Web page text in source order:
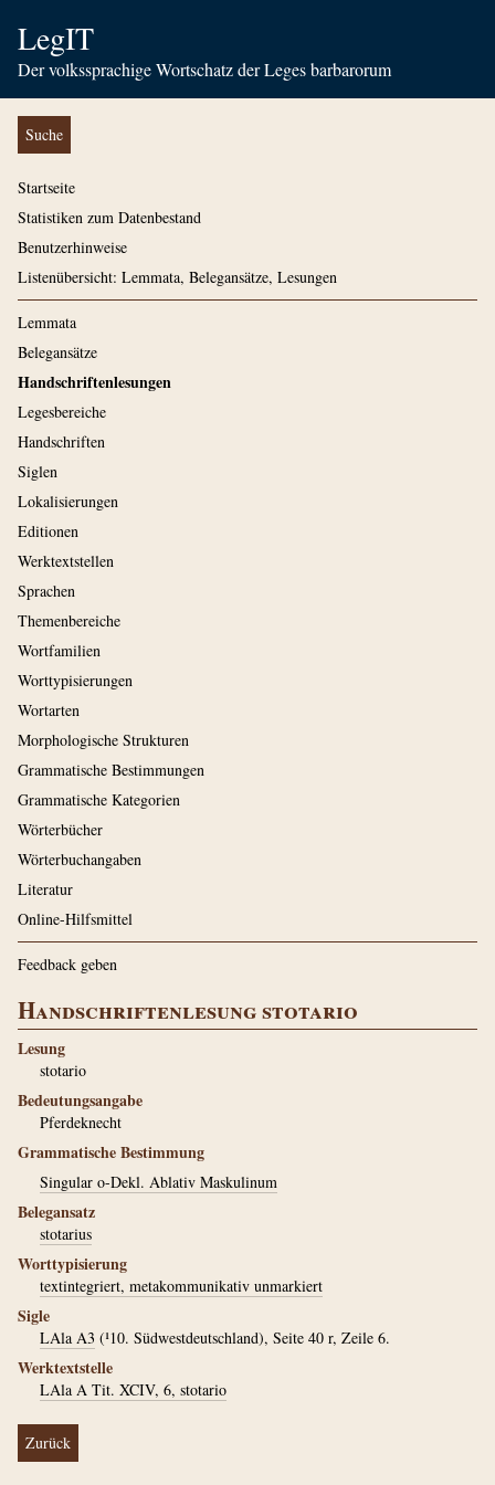
LegIT
Der volkssprachige Wortschatz der Leges barbarorum
Suche
Startseite
Statistiken zum Datenbestand
Benutzerhinweise
Listenübersicht: Lemmata, Belegansätze, Lesungen
Lemmata
Belegansätze
Handschriftenlesungen
Legesbereiche
Handschriften
Siglen
Lokalisierungen
Editionen
Werktextstellen
Sprachen
Themenbereiche
Wortfamilien
Worttypisierungen
Wortarten
Morphologische Strukturen
Grammatische Bestimmungen
Grammatische Kategorien
Wörterbücher
Wörterbuchangaben
Literatur
Online-Hilfsmittel
Feedback geben
Handschriftenlesung stotario
Lesung
stotario
Bedeutungsangabe
Pferdeknecht
Grammatische Bestimmung
Singular o-Dekl. Ablativ Maskulinum
Belegansatz
stotarius
Worttypisierung
textintegriert, metakommunikativ unmarkiert
Sigle
LAla A3 (¹10. Südwestdeutschland), Seite 40 r, Zeile 6.
Werktextstelle
LAla A Tit. XCIV, 6, stotario
Zurück